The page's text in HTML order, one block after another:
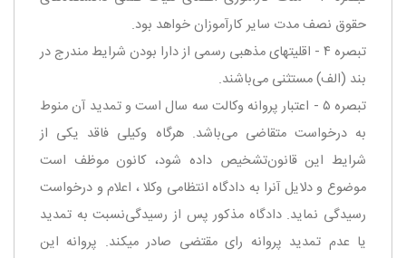
حقوق نصف مدت سایر كارآموزان خواهد بود.
‌تبصره ۴ - اقلیتهای مذهبی رسمی از دارا بودن شرایط مندرج در
بند (‌الف) مستثنی می‌باشند.
‌تبصره ۵ - اعتبار پروانه وكالت سه سال است و تمدید آن منوط
به درخواست متقاضی می‌باشد. هرگاه وكیلی فاقد یكی از
شرایط این قانون‌تشخیص داده شود، كانون موظف است
موضوع و دلایل آنرا به دادگاه انتظامی وكلا ، اعلام و درخواست
رسیدگی نماید. دادگاه مذكور پس از رسیدگی‌نسبت به تمدید
یا عدم تمدید پروانه رای مقتضی صادر میكند. پروانه این